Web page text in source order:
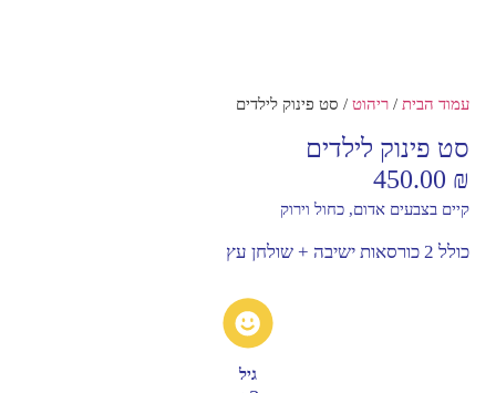
עמוד הבית / ריהוט / סט פינוק לילדים
סט פינוק לילדים
450.00 ₪
קיים בצבעים אדום, כחול וירוק
כולל 2 כורסאות ישיבה + שולחן עץ
גיל